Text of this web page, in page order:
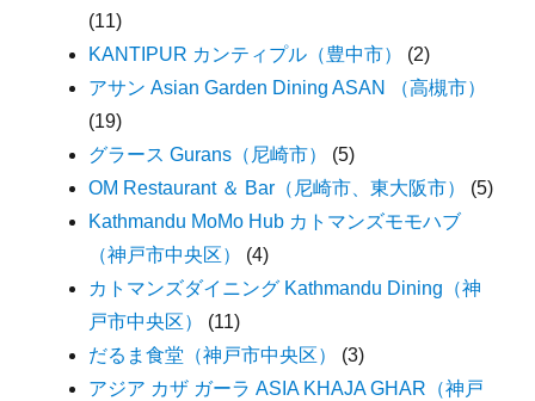
(11)
KANTIPUR カンティプル（豊中市）
(2)
アサン Asian Garden Dining ASAN （高槻市）
(19)
グラース Gurans（尼崎市）
(5)
OM Restaurant ＆ Bar（尼崎市、東大阪市）
(5)
Kathmandu MoMo Hub カトマンズモモハブ
（神戸市中央区）
(4)
カトマンズダイニング Kathmandu Dining（神
戸市中央区）
(11)
だるま食堂（神戸市中央区）
(3)
アジア カザ ガーラ ASIA KHAJA GHAR（神戸